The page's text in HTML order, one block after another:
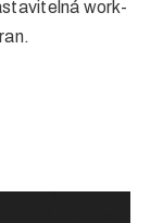
work-